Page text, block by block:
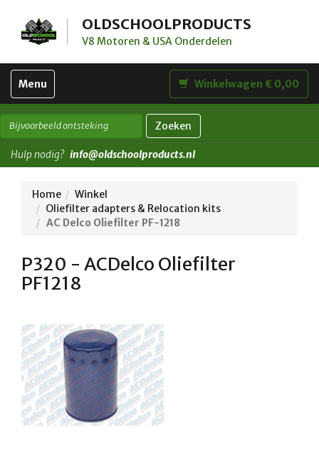
OLDSCHOOLPRODUCTS
V8 Motoren & USA Onderdelen
Toggle
navigation
Menu Winkelwagen € 0,00
Zoeken
Hulp nodig? info@oldschoolproducts.nl
Home
Winkel
Oliefilter adapters & Relocation kits
AC Delco Oliefilter PF-1218
P320 - ACDelco Oliefilter
PF1218